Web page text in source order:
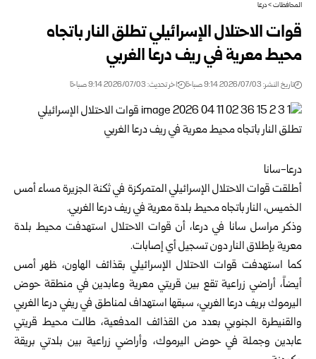
المحافظات>درعا
قوات الاحتلال الإسرائيلي تطلق النار باتجاه
محيط معرية في ريف درعا الغربي
تاريخ النشر: 2026/07/03 9:14 صباحًا اخر تحديث: 2026/07/03 9:14 صباحًا
درعا-سانا ‏
أطلقت قوات الاحتلال الإسرائيلي المتمركزة في ثكنة الجزيرة مساء أمس
الخميس، النار باتجاه ‌‌‏محيط بلدة معرية في ريفدرعا الغربي.‏
وذكر مراسل سانا في درعا، أن قوات الاحتلال استهدفت محيط بلدة
معرية بإطلاق النار دون ‌‌‏تسجيل أي إصابات.‏
كما استهدفت قوات الاحتلال الإسرائيلي بقذائف الهاون، ظهر أمس
أيضاً، أراضي زراعية تقع ‏بين قريتي معرية وعابدين في منطقة حوض
اليرموك بريف درعا الغربي، سبقها استهداف لمناطق في ريفي درعا الغربي
‏والقنيطرة الجنوبي بعدد من القذائف ‏المدفعية، طالت محيط قريتي
‏عابدين وجملة في ‏حوض اليرموك، وأراضي زراعية بين بلدتي بريقة